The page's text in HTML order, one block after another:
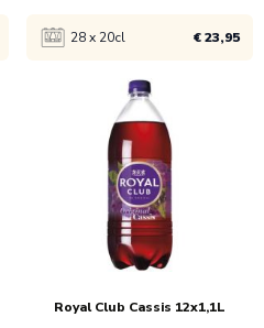
28 x 20cl € 23,95
Bekijk product
€ 24,45
€ 23,95
Royal Club Cassis 12x1,1L